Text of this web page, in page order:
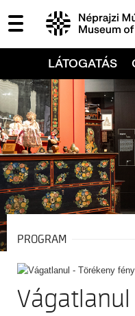
LÁTOGATÁS
PROGRAM
Vágatlanul